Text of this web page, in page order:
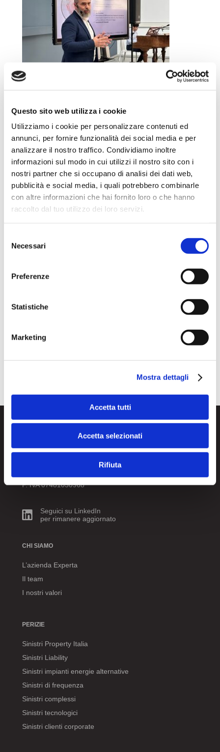
Questo sito web utilizza i cookie
Utilizziamo i cookie per personalizzare contenuti ed
annunci, per fornire funzionalità dei social media e per
analizzare il nostro traffico. Condividiamo inoltre
informazioni sul modo in cui utilizzi il nostro sito con i
nostri partner che si occupano di analisi dei dati web,
pubblicità e social media, i quali potrebbero combinarle
con altre informazioni che hai fornito loro o che hanno
raccolto dal tuo utilizzo dei loro servizi.
delNecessari
Preferenze
Statistiche
Marketing
Mostra dettagli
Accetta tutti
Accetta selezionati
Rifiuta
Invia commento
Devi essere connessoper inviare un commento.
Articoli recenti
Space economy e assicurazioni: il futuro è già qui
Insurance Garden: Robot, cobot e l’innovazione
pervasiva
L’arte entra in azienda
Commenti recenti
P. IVA 07481030968
Seguici su LinkedIn
per rimanere aggiornato
CHI SIAMO
L’azienda Experta
Il team
I nostri valori
PERIZIE
Sinistri Property Italia
Sinistri Liability
Sinistri impianti energie alternative
Sinistri di frequenza
Sinistri complessi
Sinistri tecnologici
Sinistri clienti corporate